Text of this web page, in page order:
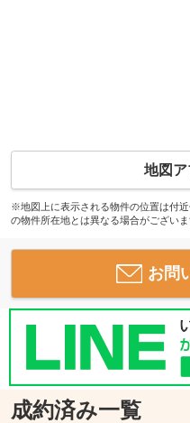
地図ア
※地図上に表示される物件の位置は付
の物件所在地とは異なる場合がございま
お問
成約済み一覧